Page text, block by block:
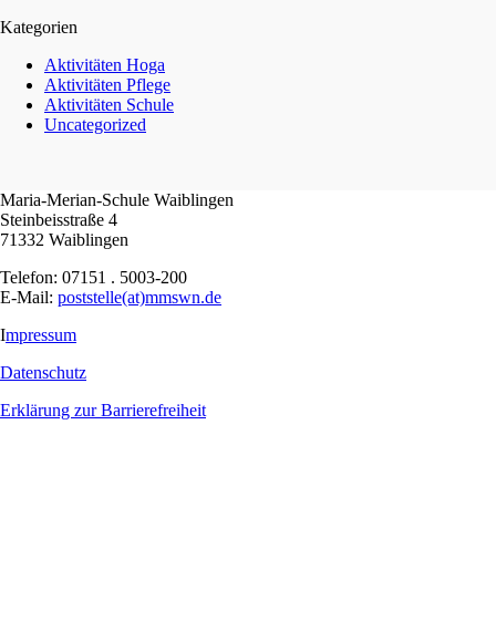
Kategorien
Aktivitäten Hoga
Aktivitäten Pflege
Aktivitäten Schule
Uncategorized
Maria-Merian-Schule Waiblingen
Steinbeisstraße 4
71332 Waiblingen
Telefon: 07151 . 5003-200
E-Mail: poststelle(at)mmswn.de
Impressum
Datenschutz
Erklärung zur Barrierefreiheit